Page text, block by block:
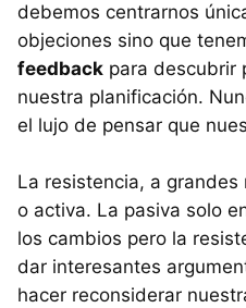
debemos centrarnos
objeciones sino que
feedback para descubrir
nuestra planificación.
el lujo de pensar que
La resistencia, a
o activa. La pasiva solo
los cambios pero la
dar interesantes
hacer reconsiderar